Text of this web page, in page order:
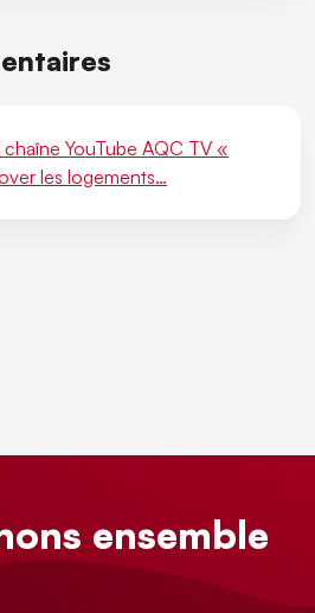
chaîne YouTube AQC TV «
les logements…
ensemble